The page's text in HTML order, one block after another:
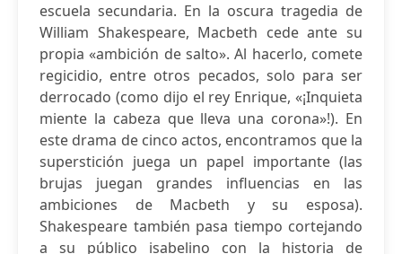
escuela secundaria. En la oscura tragedia de
William Shakespeare, Macbeth cede ante su
propia «ambición de salto». Al hacerlo, comete
regicidio, entre otros pecados, solo para ser
derrocado (como dijo el rey Enrique, «¡Inquieta
miente la cabeza que lleva una corona»!). En
este drama de cinco actos, encontramos que la
superstición juega un papel importante (las
brujas juegan grandes influencias en las
ambiciones de Macbeth y su esposa).
Shakespeare también pasa tiempo cortejando
a su público isabelino con la historia de